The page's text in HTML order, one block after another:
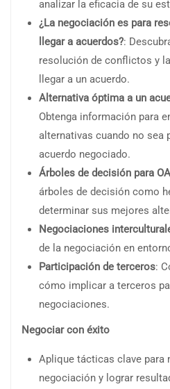
analizar la eficacia de su
¿La negociación es para
llegar a acuerdos?:
resolución de conflictos y
llegar a un acuerdo.
Alternativa óptima a un
Obtenga información para
alternativas cuando no sea
acuerdo negociado.
Árboles de decisión para
árboles de decisión como
determinar sus mejores
Negociaciones
de la negociación en
Participación de terceros:
cómo implicar a terceros
negociaciones.
Negociar con éxito
Aplique tácticas clave para
negociación y lograr